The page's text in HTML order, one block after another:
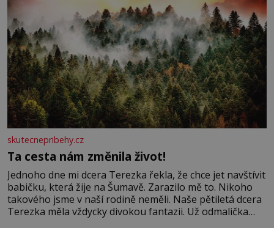
skutecnepribehy.cz
Ta cesta nám změnila život!
Jednoho dne mi dcera Terezka řekla, že chce jet navštívit
babičku, která žije na Šumavě. Zarazilo mě to. Nikoho
takového jsme v naší rodině neměli. Naše pětiletá dcera
Terezka měla vždycky divokou fantazii. Už odmalička